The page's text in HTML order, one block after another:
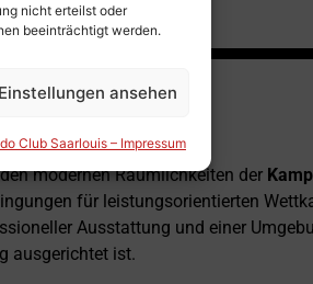
nicht erteilst oder
beeinträchtigt werden.
Einstellungen ansehen
Club Saarlouis – Impressum
modernen Räumlichkeiten der
für leistungsorientierten
Ausstattung und einer
ausgerichtet ist.